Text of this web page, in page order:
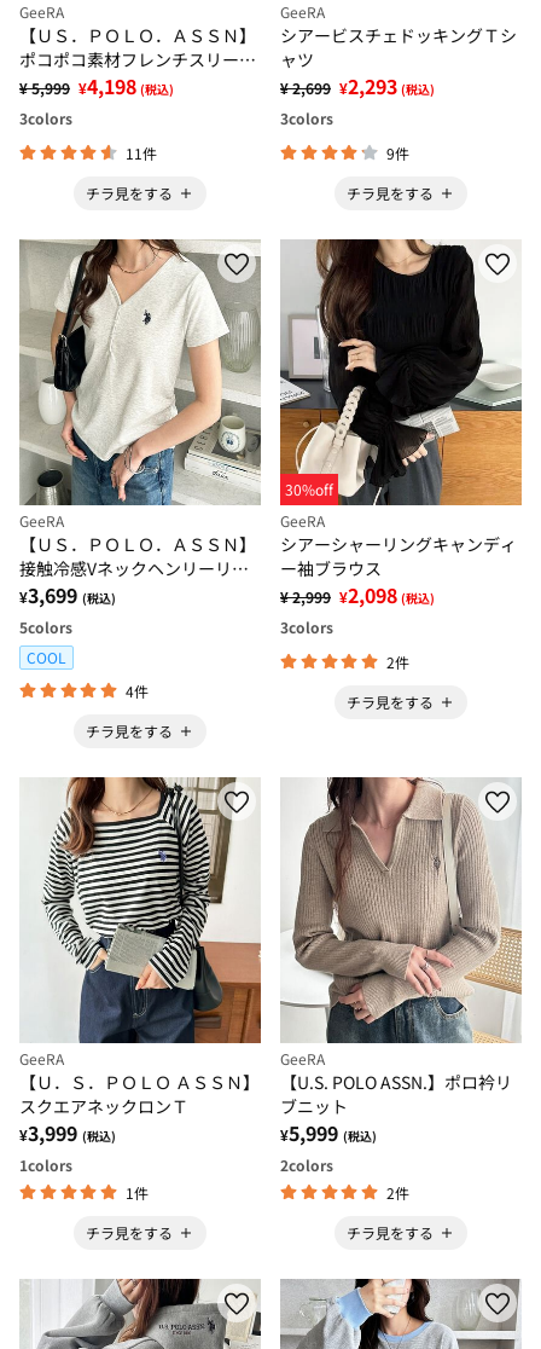
GeeRA
【ＵＳ．ＰＯＬＯ．ＡＳＳＮ】
ポコポコ素材フレンチスリーブ
シャツ
¥ 5,999 ¥4,198 (税込)
3colors
11件
チラ見をする
GeeRA
シアービスチェドッキングＴシ
ャツ
¥ 2,699 ¥2,293 (税込)
3colors
9件
チラ見をする
GeeRA
【ＵＳ．ＰＯＬＯ．ＡＳＳＮ】
接触冷感Vネックヘンリーリブ
カットソー
¥3,699 (税込)
5colors
COOL
4件
チラ見をする
30%off
GeeRA
シアーシャーリングキャンディ
ー袖ブラウス
¥ 2,999 ¥2,098 (税込)
3colors
2件
チラ見をする
GeeRA
【Ｕ．Ｓ．ＰＯＬＯ ＡＳＳＮ】
スクエアネックロンＴ
¥3,999 (税込)
1colors
1件
チラ見をする
GeeRA
【U.S. POLO ASSN.】ポロ衿リ
ブニット
¥5,999 (税込)
2colors
2件
チラ見をする